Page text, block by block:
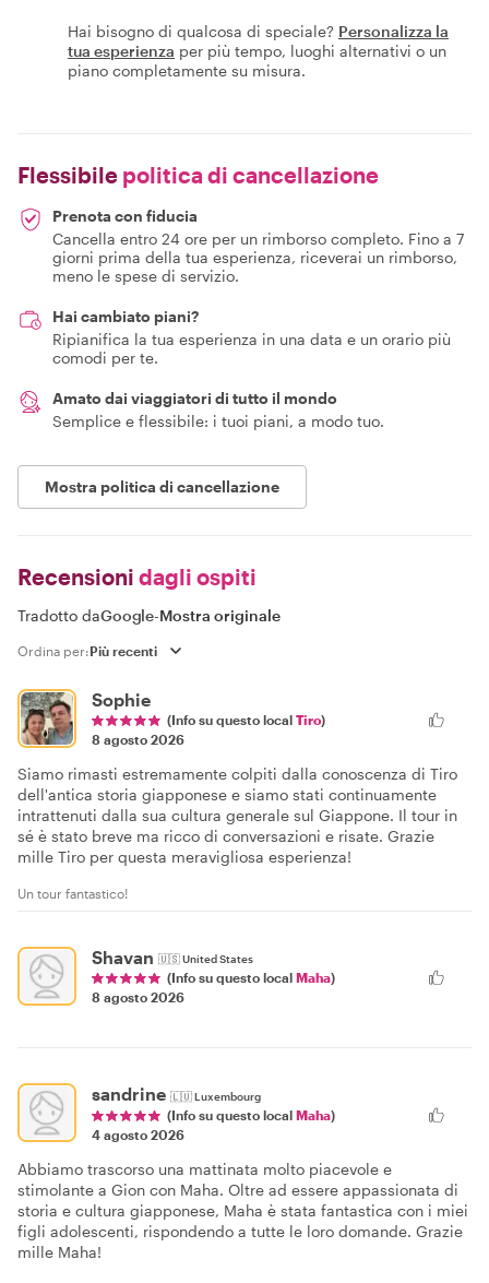
Hai bisogno di qualcosa di speciale? Personalizza la
tua esperienza per più tempo, luoghi alternativi o un
piano completamente su misura.
Flessibile politica di cancellazione
Prenota con fiducia
Cancella entro 24 ore per un rimborso completo. Fino a 7
giorni prima della tua esperienza, riceverai un rimborso,
meno le spese di servizio.
Hai cambiato piani?
Ripianifica la tua esperienza in una data e un orario più
comodi per te.
Amato dai viaggiatori di tutto il mondo
Semplice e flessibile: i tuoi piani, a modo tuo.
Mostra politica di cancellazione
Recensioni dagli ospiti
Tradotto daGoogle-Mostra originale
Ordina per:
Sophie
(Info su questo local Tiro)
8 agosto 2026
Siamo rimasti estremamente colpiti dalla conoscenza di Tiro
dell'antica storia giapponese e siamo stati continuamente
intrattenuti dalla sua cultura generale sul Giappone. Il tour in
sé è stato breve ma ricco di conversazioni e risate. Grazie
mille Tiro per questa meravigliosa esperienza!
Un tour fantastico!
Shavan 🇺🇸United States
(Info su questo local Maha)
8 agosto 2026
sandrine 🇱🇺Luxembourg
(Info su questo local Maha)
4 agosto 2026
Abbiamo trascorso una mattinata molto piacevole e
stimolante a Gion con Maha. Oltre ad essere appassionata di
storia e cultura giapponese, Maha è stata fantastica con i miei
figli adolescenti, rispondendo a tutte le loro domande. Grazie
mille Maha!